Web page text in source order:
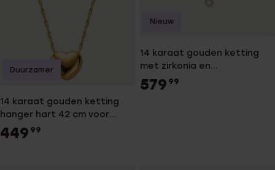
14 karaat gouden ketting
hanger hart 42 cm voor
dames
449 99
Duurzamer
14 karaat gouden ketting
met zirkonia en
zoetwaterparel
579 99
Nieuw